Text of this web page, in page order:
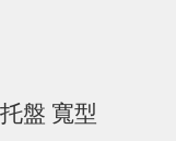
盤 寬型